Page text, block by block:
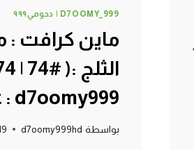
D7OOMY_999 | دحومي٩٩٩
ماين كرافت :
d7oomy999
بواسطة d7oomy999hd
19